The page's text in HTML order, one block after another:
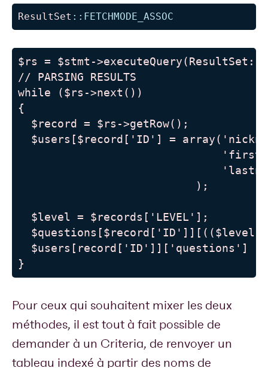
ResultSet :: FETCHMODE_ASSOC
$rs = $stmt-
// PARSING RESULTS
while ($rs->next())
{
  $record = $rs->getRow();
$users[$record['ID'] =
                           );
  $level = $records['LEVEL'];
$questions[$record['ID']][(($level
$users[record['ID']]['questions']
}
Pour ceux qui souhaitent mixer les deux
méthodes, il est tout à fait possible de
demander à un Criteria, de renvoyer un
tableau indexé à partir des noms de